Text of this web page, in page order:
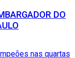
DO